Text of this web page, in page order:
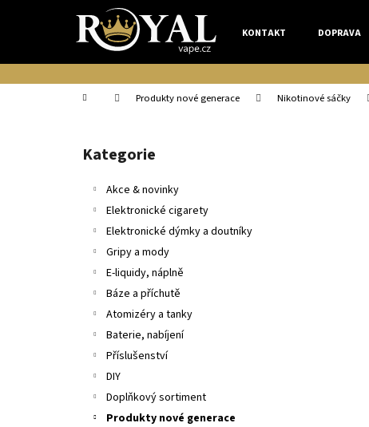
KONTAKT DOPRAVA
Domů Produkty nové generace Nikotinové sáčky
Přeskočit
kategorie
Kategorie
Akce & novinky
Elektronické cigarety
Elektronické dýmky a doutníky
Gripy a mody
E-liquidy, náplně
Báze a příchutě
Atomizéry a tanky
Baterie, nabíjení
Příslušenství
DIY
Doplňkový sortiment
Produkty nové generace
í
k
Zpět
do
obchodu
Zpět
do
obchodu
LIQUA ELEMENTS APPLE 10ML 6MG
149 Kč
Původně:165 Kč